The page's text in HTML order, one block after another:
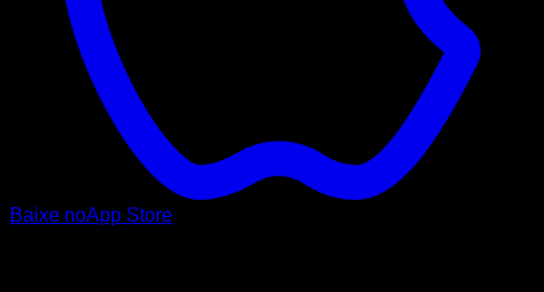
Baixe noApp Store